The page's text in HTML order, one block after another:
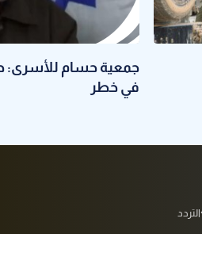
جمعية حسام للأسرى:
في خطر
التردد